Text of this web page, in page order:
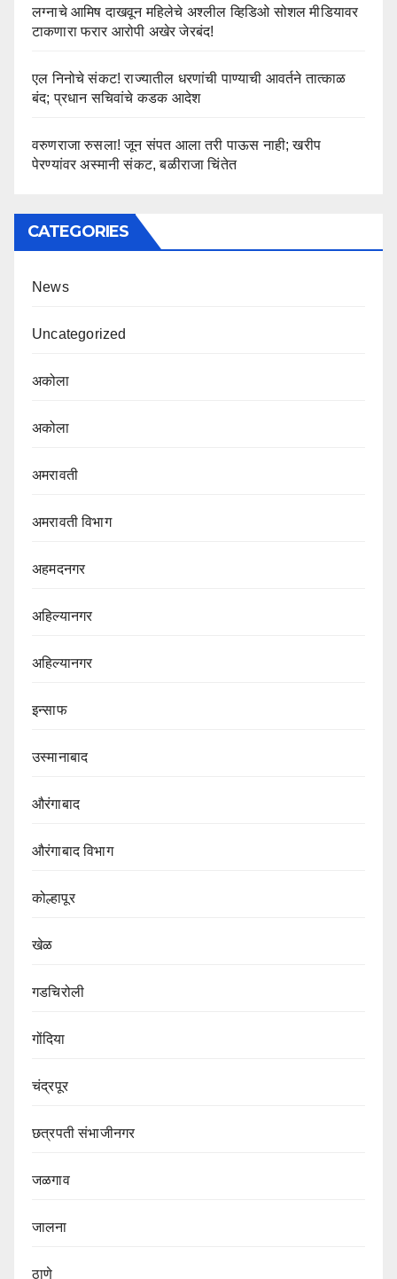
लग्नाचे आमिष दाखवून महिलेचे अश्लील व्हिडिओ सोशल मीडियावर
टाकणारा फरार आरोपी अखेर जेरबंद!
एल निनोचे संकट! राज्यातील धरणांची पाण्याची आवर्तने तात्काळ
बंद; प्रधान सचिवांचे कडक आदेश
वरुणराजा रुसला! जून संपत आला तरी पाऊस नाही; खरीप
पेरण्यांवर अस्मानी संकट, बळीराजा चिंतेत
CATEGORIES
News
Uncategorized
अकोला
अकोला
अमरावती
अमरावती विभाग‌
अहमदनगर
अहिल्यानगर
अहिल्यानगर
इन्साफ
उस्मानाबाद
औरंगाबाद
औरंगाबाद विभाग‌
कोल्हापूर
खेळ
गडचिरोली
गोंदिया
चंद्रपूर
छत्रपती संभाजीनगर
जळगाव
जालना
ठाणे